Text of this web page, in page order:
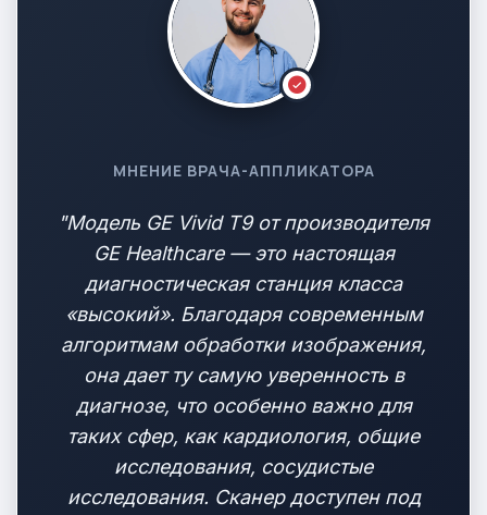
МНЕНИЕ ВРАЧА-АППЛИКАТОРА
"Модель GE Vivid T9 от производителя
GE Healthcare — это настоящая
диагностическая станция класса
«высокий». Благодаря современным
алгоритмам обработки изображения,
она дает ту самую уверенность в
диагнозе, что особенно важно для
таких сфер, как кардиология, общие
исследования, сосудистые
исследования. Сканер доступен под